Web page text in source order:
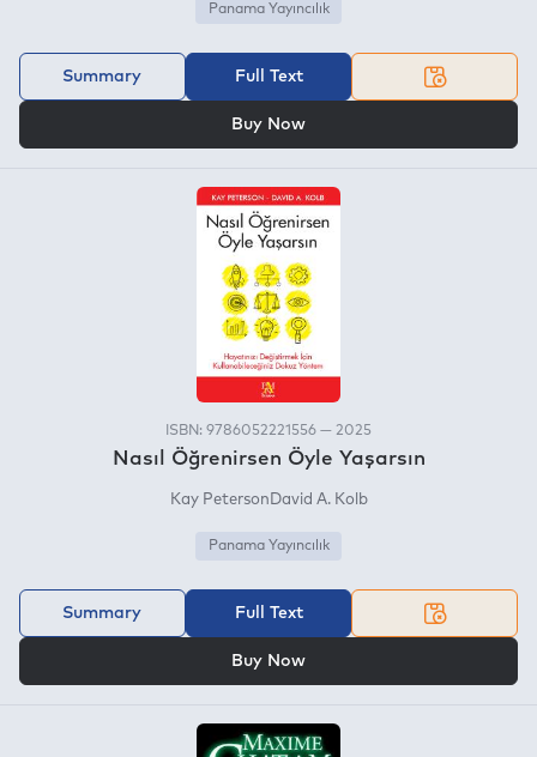
Panama Yayıncılık
Summary Full Text
Buy Now
ISBN: 9786052221556 — 2025
Nasıl Öğrenirsen Öyle Yaşarsın
Kay PetersonDavid A. Kolb
Panama Yayıncılık
Summary Full Text
Buy Now